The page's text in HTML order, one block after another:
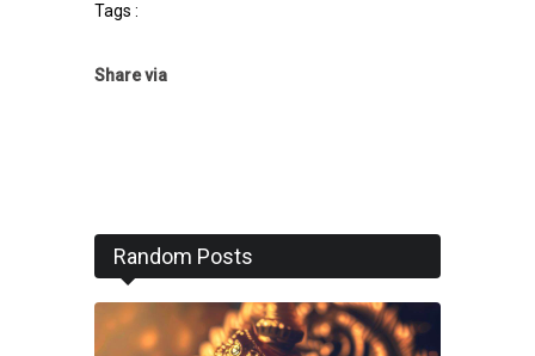
Tags :
Share via
Random Posts